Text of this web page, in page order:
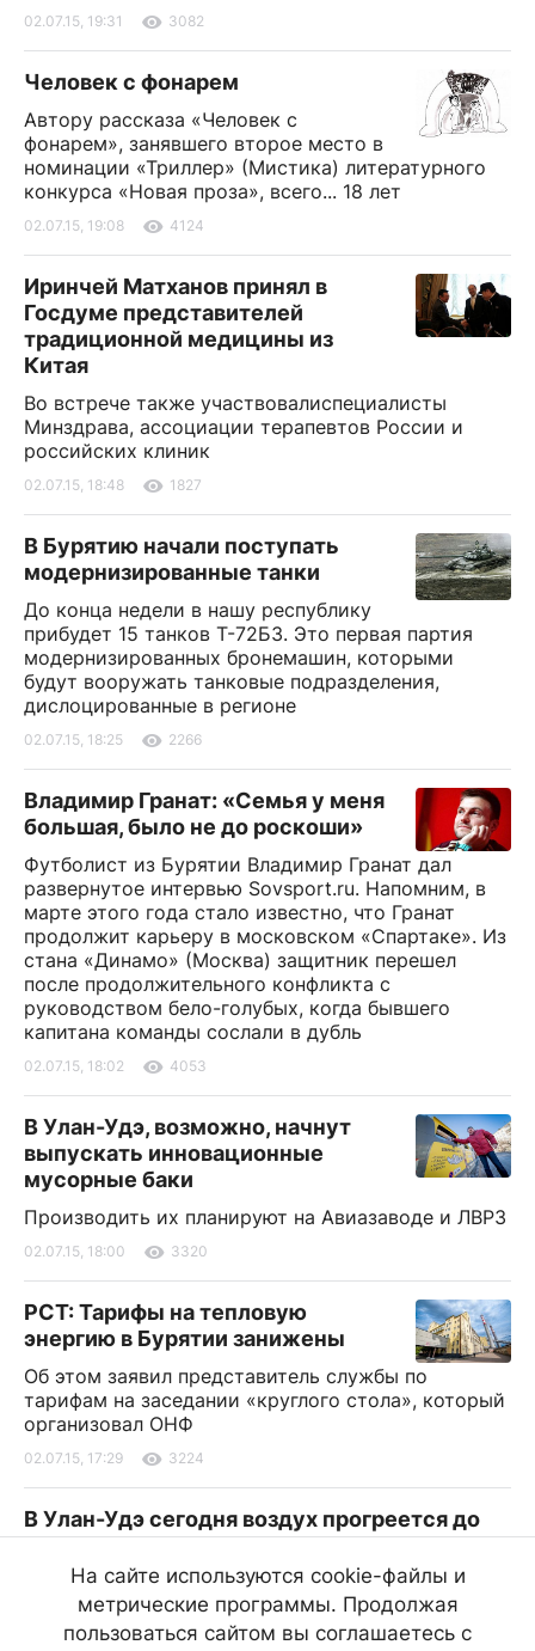
02.07.15, 19:31 3082
Человек с фонарем
Автору рассказа «Человек с
фонарем», занявшего второе место в
номинации «Триллер» (Мистика) литературного
конкурса «Новая проза», всего... 18 лет
02.07.15, 19:08 4124
Иринчей Матханов принял в
Госдуме представителей
традиционной медицины из
Китая
Во встрече также участвовалиспециалисты
Минздрава, ассоциации терапевтов России и
российских клиник
02.07.15, 18:48 1827
В Бурятию начали поступать
модернизированные танки
До конца недели в нашу республику
прибудет 15 танков Т-72Б3. Это первая партия
модернизированных бронемашин, которыми
будут вооружать танковые подразделения,
дислоцированные в регионе
02.07.15, 18:25 2266
Владимир Гранат: «Семья у меня
большая, было не до роскоши»
Футболист из Бурятии Владимир Гранат дал
развернутое интервью Sovsport.ru. Напомним, в
марте этого года стало известно, что Гранат
продолжит карьеру в московском «Спартаке». Из
стана «Динамо» (Москва) защитник перешел
после продолжительного конфликта с
руководством бело-голубых, когда бывшего
капитана команды сослали в дубль
02.07.15, 18:02 4053
В Улан-Удэ, возможно, начнут
выпускать инновационные
мусорные баки
Производить их планируют на Авиазаводе и ЛВРЗ
02.07.15, 18:00 3320
РСТ: Тарифы на тепловую
энергию в Бурятии занижены
Об этом заявил представитель службы по
тарифам на заседании «круглого стола», который
организовал ОНФ
02.07.15, 17:29 3224
В Улан-Удэ сегодня воздух прогреется до
+33
В столице Бурятии сегодня, 3 июля, без осадков.
Ветер восточный 5-10 м/с. Температура воздуха
днем составит +31,+33
На сайте используются cookie-файлы и
метрические программы. Продолжая
пользоваться сайтом вы соглашаетесь с